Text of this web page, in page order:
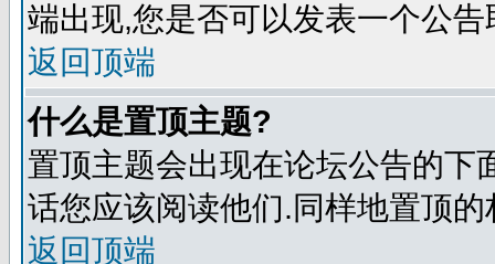
端出现,您是否可以发表一个公
返回顶端
什么是置顶主题?
置顶主题会出现在论坛公告的下
话您应该阅读他们.同样地置顶
返回顶端